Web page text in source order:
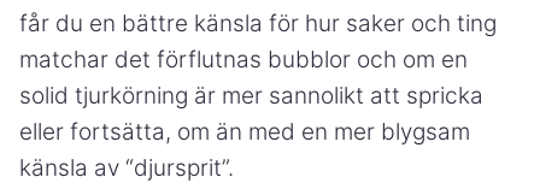
får du en bättre känsla för hur saker och ting
matchar det förflutnas bubblor och om en
solid tjurkörning är mer sannolikt att spricka
eller fortsätta, om än med en mer blygsam
känsla av “djursprit”.